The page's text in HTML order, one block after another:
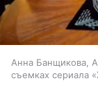
Анна Банщикова,
съемках сериала